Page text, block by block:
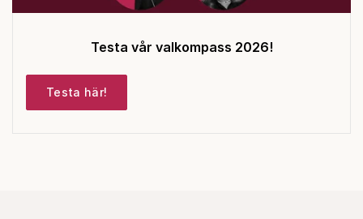
Testa vår valkompass 2026!
Testa här!